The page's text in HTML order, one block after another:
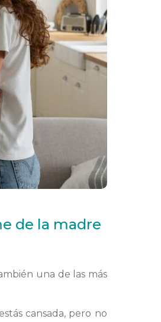
de la madre
una de las más
cansada, pero no